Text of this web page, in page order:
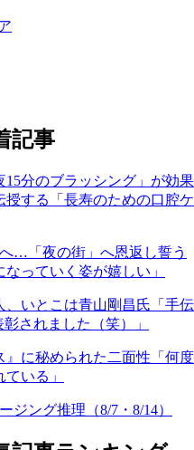
記事
15分のブラッシング」が効果
する「長寿のための口腔ケ
…「夜の街」へ恩返し誓う
っていく姿が嬉しい」
いとこは青山剛昌氏「手伝
されました（笑）」
に秘められた二面性「何度
いる」
ジング推理（8/7・8/14）